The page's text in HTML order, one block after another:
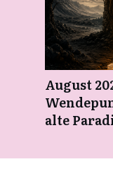
August
alte